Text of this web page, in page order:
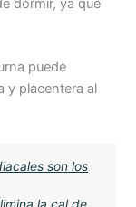
dormir, ya que
puede
y placentera al
son los